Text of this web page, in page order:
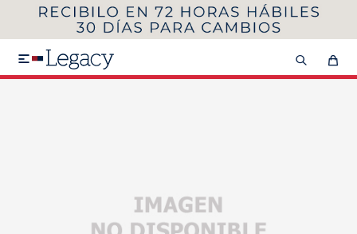

MI CUENTA
VER COLECCIÓN DE HOMBRE